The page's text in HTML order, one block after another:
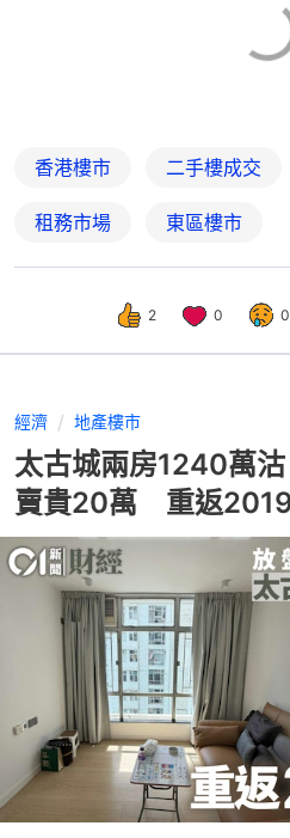
香港樓市 二手樓成交
租務市場 東區樓市
2 0 0
經濟 地產樓市
太古城兩房1240萬
賣貴20萬 重返